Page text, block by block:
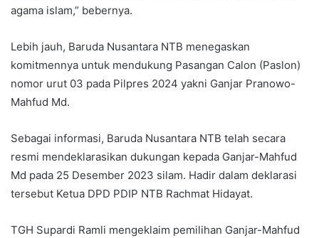
agama islam,” bebernya.
Lebih jauh, Baruda Nusantara NTB menegaskan
komitmennya untuk mendukung Pasangan Calon (Paslon)
nomor urut 03 pada Pilpres 2024 yakni Ganjar Pranowo-
Mahfud Md.
Sebagai informasi, Baruda Nusantara NTB telah secara
resmi mendeklarasikan dukungan kepada Ganjar-Mahfud
Md pada 25 Desember 2023 silam. Hadir dalam deklarasi
tersebut Ketua DPD PDIP NTB Rachmat Hidayat.
TGH Supardi Ramli mengeklaim pemilihan Ganjar-Mahfud